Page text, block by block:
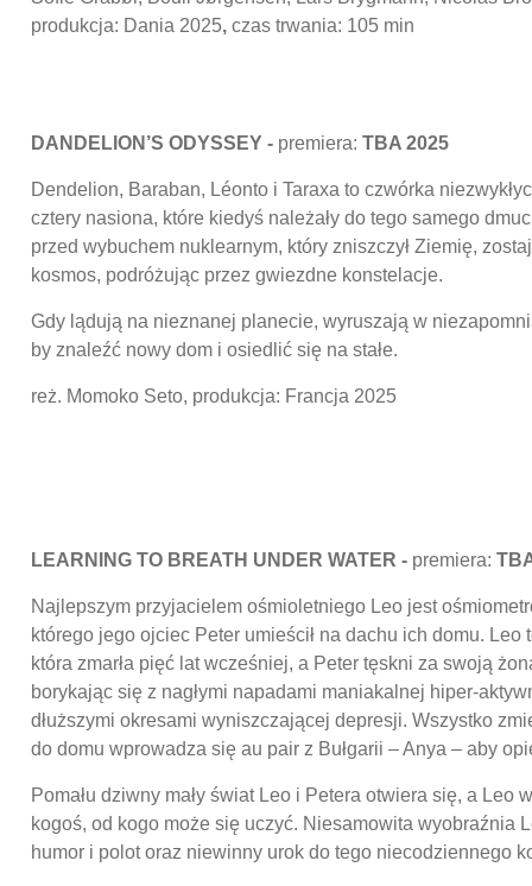
produkcja: Dania 2025, czas trwania: 105 min
DANDELION’S ODYSSEY - premiera: TBA 2025
Dendelion, Baraban, Léonto i Taraxa to czwórka
cztery nasiona, które kiedyś należały do tego samego
przed wybuchem nuklearnym, który zniszczył Ziemię,
kosmos, podróżując przez gwiezdne konstelacje.
Gdy lądują na nieznanej planecie, wyruszają w
by znaleźć nowy dom i osiedlić się na stałe.
reż. Momoko Seto, produkcja: Francja 2025
LEARNING TO BREATH UNDER WATER - premiera:
Najlepszym przyjacielem ośmioletniego Leo jest
którego jego ojciec Peter umieścił na dachu ich domu. Leo
która zmarła pięć lat wcześniej, a Peter tęskni za swoją
borykając się z nagłymi napadami maniakalnej hiper-
dłuższymi okresami wyniszczającej depresji. Wszystko
do domu wprowadza się au pair z Bułgarii – Anya – aby
Pomału dziwny mały świat Leo i Petera otwiera się, a Leo
kogoś, od kogo może się uczyć. Niesamowita wyobraźnia
humor i polot oraz niewinny urok do tego niecodziennego